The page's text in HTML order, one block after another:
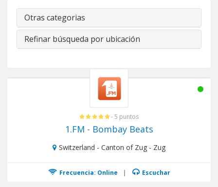
Otras categorias
Refinar búsqueda por ubicación
- 5 puntos
1.FM - Bombay Beats
Switzerland - Canton of Zug - Zug
Frecuencia: Online | Escuchar